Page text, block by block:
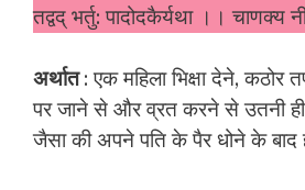
तद्वद् भर्तु: पादोदकैर्यथा ।। चाणक्य
अर्थात: एक महिला भिक्षा देने, कठोर
पर जाने से और व्रत करने से उतनी ही
जैसा की अपने पति के पैर धोने के बाद